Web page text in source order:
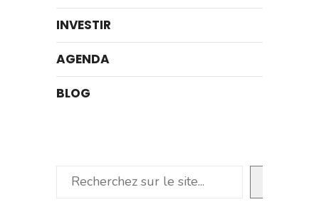
INVESTIR
AGENDA
BLOG
Rechercher